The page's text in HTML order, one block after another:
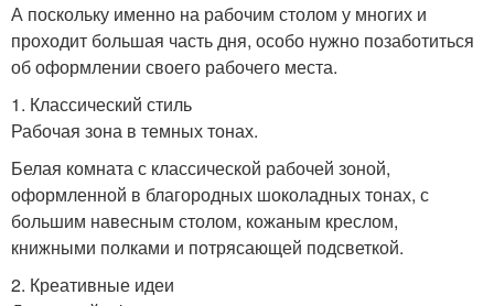
А поскольку именно на рабочим столом у многих и
проходит большая часть дня, особо нужно позаботиться
об оформлении своего рабочего места.
1. Классический стиль
Рабочая зона в темных тонах.
Белая комната с классической рабочей зоной,
оформленной в благородных шоколадных тонах, с
большим навесным столом, кожаным креслом,
книжными полками и потрясающей подсветкой.
2. Креативные идеи